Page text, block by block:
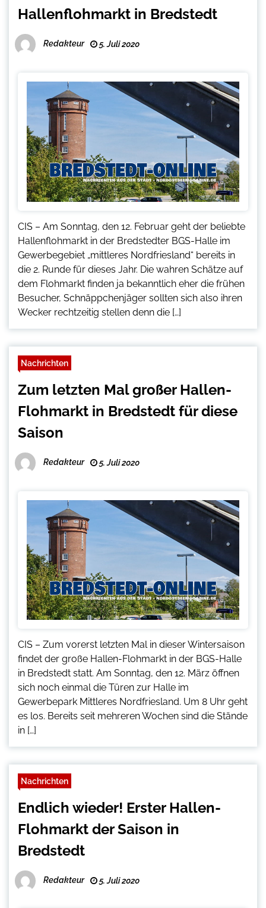
Hallenflohmarkt in Bredstedt
Redakteur 5. Juli 2020
CIS – Am Sonntag, den 12. Februar geht der beliebte
Hallenflohmarkt in der Bredstedter BGS-Halle im
Gewerbegebiet „mittleres Nordfriesland“ bereits in
die 2. Runde für dieses Jahr. Die wahren Schätze auf
dem Flohmarkt finden ja bekanntlich eher die frühen
Besucher, Schnäppchenjäger sollten sich also ihren
Wecker rechtzeitig stellen denn die […]
Nachrichten
Zum letzten Mal großer Hallen-
Flohmarkt in Bredstedt für diese
Saison
Redakteur 5. Juli 2020
CIS – Zum vorerst letzten Mal in dieser Wintersaison
findet der große Hallen-Flohmarkt in der BGS-Halle
in Bredstedt statt. Am Sonntag, den 12. März öffnen
sich noch einmal die Türen zur Halle im
Gewerbepark Mittleres Nordfriesland. Um 8 Uhr geht
es los. Bereits seit mehreren Wochen sind die Stände
in […]
Nachrichten
Endlich wieder! Erster Hallen-
Flohmarkt der Saison in
Bredstedt
Redakteur 5. Juli 2020